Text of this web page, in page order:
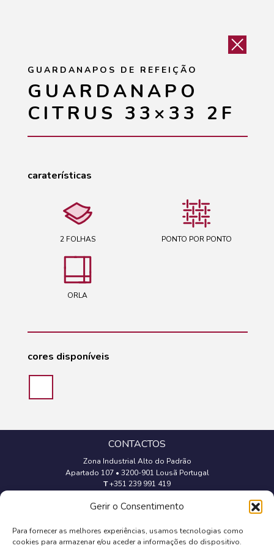
Gerir o Consentimento
Para fornecer as melhores experiências, usamos tecnologias como
cookies para armazenar e/ou aceder a informações do dispositivo.
GUARDANAPOS DE REFEIÇÃO
GUARDANAPO
CITRUS 33×33 2F
caraterísticas
2 FOLHAS PONTO POR PONTO
ORLA
cores disponíveis
CONTACTOS
Zona Industrial Alto do Padrão
Apartado 107 • 3200-901 Lousã Portugal
T+351 239 991 419
(Chamada para a rede fixa nacional)
geral@trevipapel.com